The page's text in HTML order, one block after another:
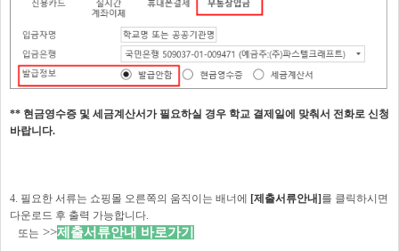
** 현금영수증 및 세금계산서가 필요하실 경우 학교 결제일에 맞춰서 전화로 신청
바랍니다.
4. 필요한 서류는 쇼핑몰 오른쪽의 움직이는 배너에 [제출서류안내]를 클릭하시면
다운로드 후 출력 가능합니다.
또는 >>제출서류안내 바로가기